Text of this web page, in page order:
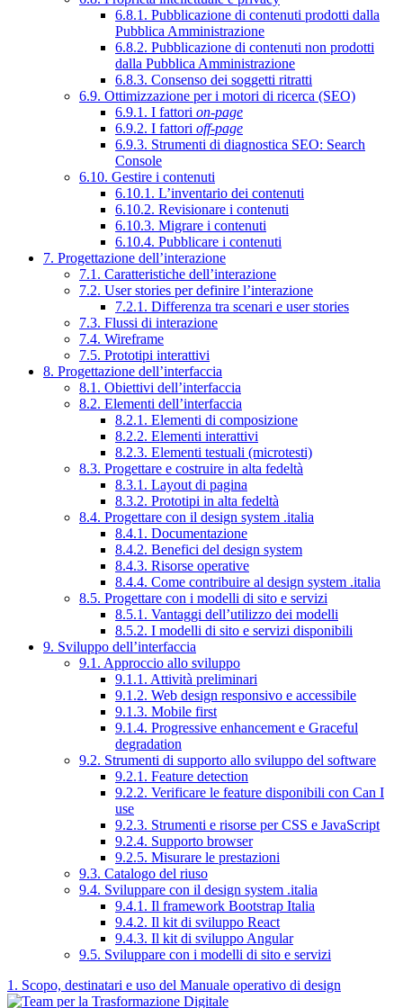
6.8.1. Pubblicazione di contenuti prodotti dalla
Pubblica Amministrazione
6.8.2. Pubblicazione di contenuti non prodotti
dalla Pubblica Amministrazione
6.8.3. Consenso dei soggetti ritratti
6.9. Ottimizzazione per i motori di ricerca (SEO)
6.9.1. I fattori on-page
6.9.2. I fattori off-page
6.9.3. Strumenti di diagnostica SEO: Search
Console
6.10. Gestire i contenuti
6.10.1. L’inventario dei contenuti
6.10.2. Revisionare i contenuti
6.10.3. Migrare i contenuti
6.10.4. Pubblicare i contenuti
7. Progettazione dell’interazione
7.1. Caratteristiche dell’interazione
7.2. User stories per definire l’interazione
7.2.1. Differenza tra scenari e user stories
7.3. Flussi di interazione
7.4. Wireframe
7.5. Prototipi interattivi
8. Progettazione dell’interfaccia
8.1. Obiettivi dell’interfaccia
8.2. Elementi dell’interfaccia
8.2.1. Elementi di composizione
8.2.2. Elementi interattivi
8.2.3. Elementi testuali (microtesti)
8.3. Progettare e costruire in alta fedeltà
8.3.1. Layout di pagina
8.3.2. Prototipi in alta fedeltà
8.4. Progettare con il design system .italia
8.4.1. Documentazione
8.4.2. Benefici del design system
8.4.3. Risorse operative
8.4.4. Come contribuire al design system .italia
8.5. Progettare con i modelli di sito e servizi
8.5.1. Vantaggi dell’utilizzo dei modelli
8.5.2. I modelli di sito e servizi disponibili
9. Sviluppo dell’interfaccia
9.1. Approccio allo sviluppo
9.1.1. Attività preliminari
9.1.2. Web design responsivo e accessibile
9.1.3. Mobile first
9.1.4. Progressive enhancement e Graceful
degradation
9.2. Strumenti di supporto allo sviluppo del software
9.2.1. Feature detection
9.2.2. Verificare le feature disponibili con Can I
use
9.2.3. Strumenti e risorse per CSS e JavaScript
9.2.4. Supporto browser
9.2.5. Misurare le prestazioni
9.3. Catalogo del riuso
9.4. Sviluppare con il design system .italia
9.4.1. Il framework Bootstrap Italia
9.4.2. Il kit di sviluppo React
9.4.3. Il kit di sviluppo Angular
9.5. Sviluppare con i modelli di sito e servizi
1. Scopo, destinatari e uso del Manuale operativo di design